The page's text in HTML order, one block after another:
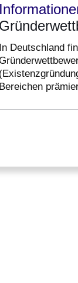
In Deutschland
Bereichen
Hessen